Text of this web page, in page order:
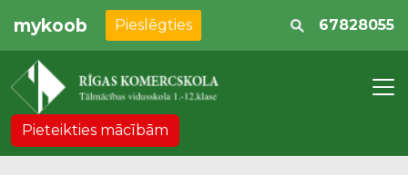
mykoob Pieslēgties 67828055
Pieteikties mācībām